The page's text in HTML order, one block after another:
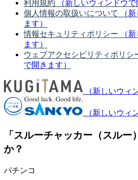
利用規約
（新しいウィンドウで
個人情報の取扱いについて
（
ます）
情報セキュリティポリシー
（
ます）
ウェブアクセシビリティポリシ
で開きます）
（新しいウィ
（新しいウィ
「スルーチャッカー（スルー
か？
パチンコ